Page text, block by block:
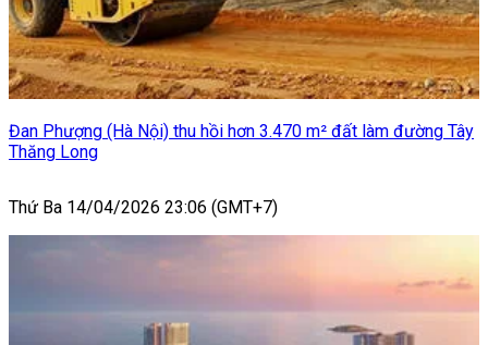
Đan Phượng (Hà Nội) thu hồi hơn 3.470 m² đất làm đường Tây
Thăng Long
Thứ Ba 14/04/2026 23:06 (GMT+7)